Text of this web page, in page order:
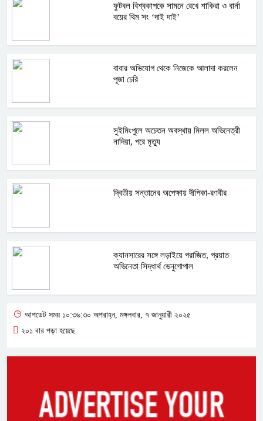
ফুটবল বিশ্বকাপকে সামনে রেখে শাকিরা ও বার্না
বয়ের থিম সং ‘দাই দাই’
বাবার অভিযোগ থেকে নিজেকে আলাদা করলেন
পূজা চেরি
সুইমিংপুলে অচেতন অবস্থায় মিলল অভিনেত্রী
নাদিয়া, পরে মৃত্যু
দ্বিতীয় সন্তানের অপেক্ষায় দীপিকা-রণবীর
ক্যানসারের সঙ্গে লড়াইয়ে পরাজিত, প্রয়াত
অভিনেতা সিদ্ধার্থ ভেনুগোপাল
আপডেট সময় ১০:৩৬:৩০ অপরাহ্ন, মঙ্গলবার, ৭ জানুয়ারী ২০২৫
২০১ বার পড়া হয়েছে